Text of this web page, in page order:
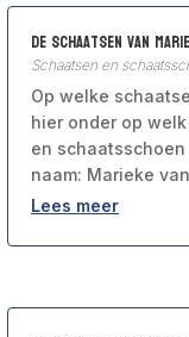
De schaatsen van
Schaatsen en
Op welke
hier onder op
en
naam: Marieke
Lees meer